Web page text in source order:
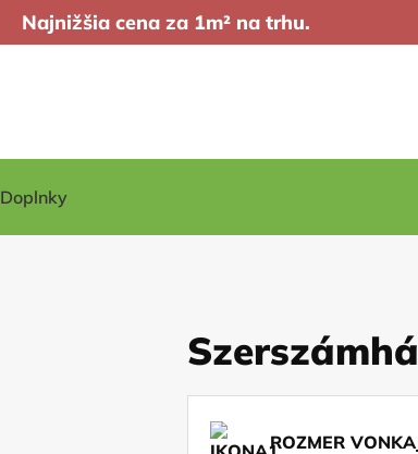
Najnižšia cena za 1m² na trhu.
Doplnky
ROZMER